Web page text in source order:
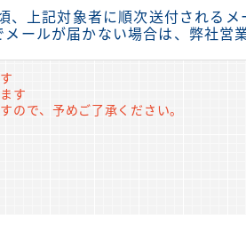
、上記対象者に順次送付される
メールが届かない場合は、弊社営
す
で、予めご了承ください。